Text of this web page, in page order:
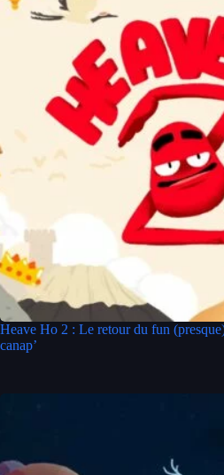
Heave Ho 2 : Le retour du fun
canap’